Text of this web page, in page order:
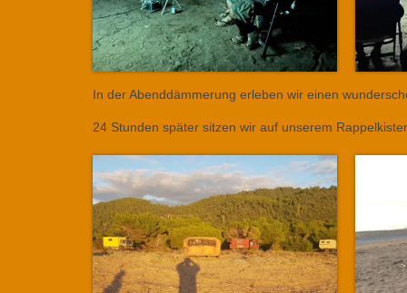
In der Abenddämmerung erleben wir einen
24 Stunden später sitzen wir auf unserem